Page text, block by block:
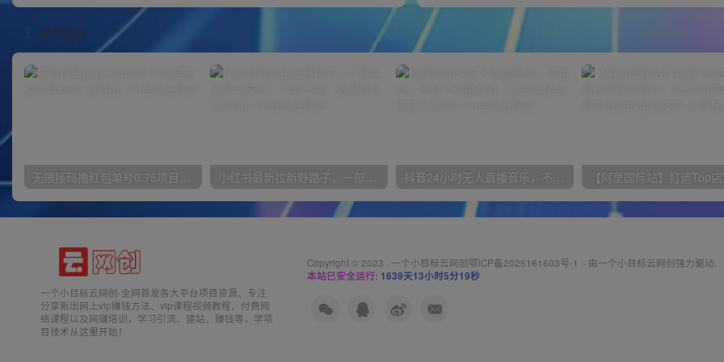
相关推荐
无限接码撸红包单号0.75项目无偿分享给你【揭秘】 小红书最新拉新野路子，一部手机即可操作，一单15块，做得好日入2000+ 抖音24小时无人直播音乐，不违规，不封号纯撸音浪，小白实操当天日入1000+
一个小目标云网创-全网首发各大平台项目资源、专注
分享新出网上vip赚钱方法、vip课程视频教程、付费网
络课程以及网赚培训，学习引流、建站、赚钱等，学项
目技术从这里开始！
Copyright © 2023 · 一个小目标云网创鄂ICP备2025161603号-1 · 由一个小目标云网创强力驱动.
本站已安全运行: 1639天13小时5分21秒